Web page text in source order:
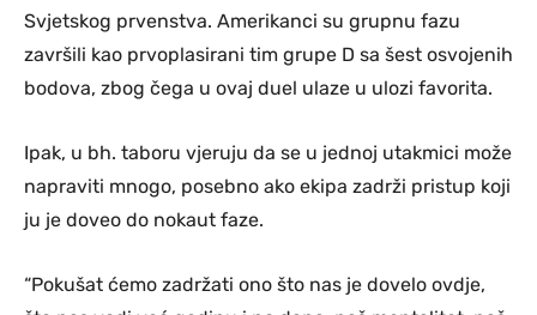
Svjetskog prvenstva. Amerikanci su grupnu fazu
završili kao prvoplasirani tim grupe D sa šest osvojenih
bodova, zbog čega u ovaj duel ulaze u ulozi favorita.
Ipak, u bh. taboru vjeruju da se u jednoj utakmici može
napraviti mnogo, posebno ako ekipa zadrži pristup koji
ju je doveo do nokaut faze.
“Pokušat ćemo zadržati ono što nas je dovelo ovdje,